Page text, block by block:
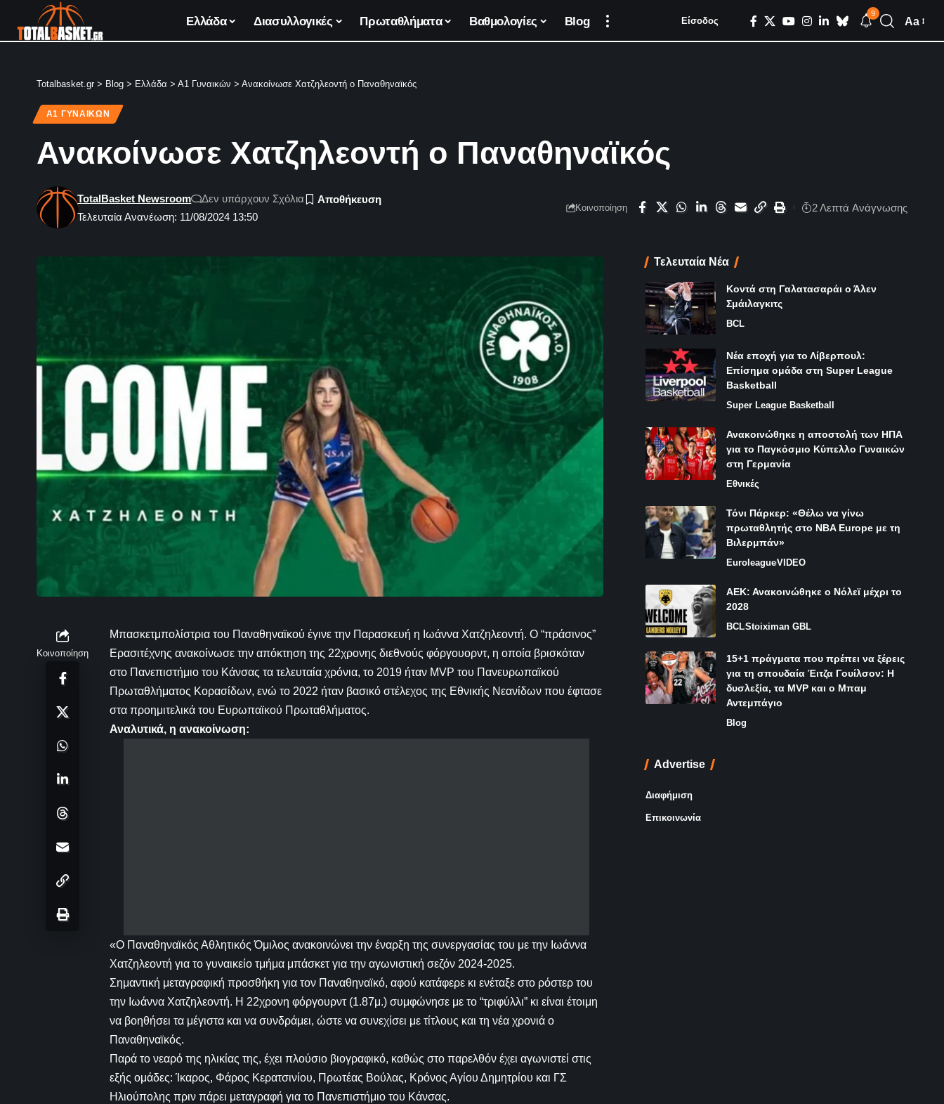
Ελλάδα Διασυλλογικές Πρωταθλήματα Βαθμολογίες Blog Είσοδος
9
Aa
Totalbasket.gr > Blog > Ελλάδα > Α1 Γυναικών > Ανακοίνωσε Χατζηλεοντή ο Παναθηναϊκός
Α1 ΓΥΝΑΙΚΏΝ
Ανακοίνωσε Χατζηλεοντή ο Παναθηναϊκός
Τελευταία Ανανέωση: 11/08/2024 13:50
TotalBasket Newsroom Δεν υπάρχουν Σχόλια
Κοινοποίηση 2 Λεπτά Aνάγνωσης
Κοινοποίηση
Μπασκετμπολίστρια του Παναθηναϊκού έγινε την Παρασκευή η Ιωάννα Χατζηλεοντή. Ο “πράσινος”
Ερασιτέχνης ανακοίνωσε την απόκτηση της 22χρονης διεθνούς φόργουορντ, η οποία βρισκόταν
στο Πανεπιστήμιο του Κάνσας τα τελευταία χρόνια, το 2019 ήταν MVP του Πανευρωπαϊκού
Πρωταθλήματος Κορασίδων, ενώ το 2022 ήταν βασικό στέλεχος της Εθνικής Νεανίδων που έφτασε
στα προημιτελικά του Ευρωπαϊκού Πρωταθλήματος.
Αναλυτικά, η ανακοίνωση:
«Ο Παναθηναϊκός Αθλητικός Όμιλος ανακοινώνει την έναρξη της συνεργασίας του με την Ιωάννα
Χατζηλεοντή για το γυναικείο τμήμα μπάσκετ για την αγωνιστική σεζόν 2024-2025.
Σημαντική μεταγραφική προσθήκη για τον Παναθηναϊκό, αφού κατάφερε κι ενέταξε στο ρόστερ του
την Ιωάννα Χατζηλεοντή. Η 22χρονη φόργουρντ (1.87μ.) συμφώνησε με το “τριφύλλι” κι είναι έτοιμη
να βοηθήσει τα μέγιστα και να συνδράμει, ώστε να συνεχίσει με τίτλους και τη νέα χρονιά ο
Παναθηναϊκός.
Παρά το νεαρό της ηλικίας της, έχει πλούσιο βιογραφικό, καθώς στο παρελθόν έχει αγωνιστεί στις
εξής ομάδες: Ίκαρος, Φάρος Κερατσινίου, Πρωτέας Βούλας, Κρόνος Αγίου Δημητρίου και ΓΣ
Ηλιούπολης πριν πάρει μεταγραφή για το Πανεπιστήμιο του Κάνσας.
Τελευταία Νέα
Κοντά στη Γαλατασαράι ο Άλεν
Σμάιλαγκιτς
BCL
Νέα εποχή για το Λίβερπουλ:
Επίσημα ομάδα στη Super League
Basketball
Super League Basketball
Ανακοινώθηκε η αποστολή των ΗΠΑ
για το Παγκόσμιο Κύπελλο Γυναικών
στη Γερμανία
Εθνικές
Τόνι Πάρκερ: «Θέλω να γίνω
πρωταθλητής στο NBA Europe με τη
Βιλερμπάν»
EuroleagueVIDEO
ΑΕΚ: Ανακοινώθηκε ο Νόλεϊ μέχρι το
2028
BCLStoiximan GBL
15+1 πράγματα που πρέπει να ξέρεις
για τη σπουδαία Έιτζα Γουίλσον: Η
δυσλεξία, τα MVP και ο Μπαμ
Αντεμπάγιο
Blog
Advertise
Διαφήμιση
Επικοινωνία